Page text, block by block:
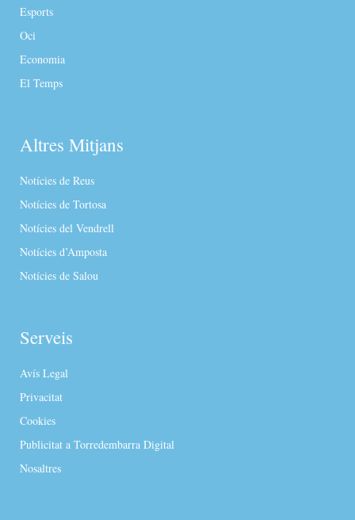
Esports
Oci
Economia
El Temps
Altres Mitjans
Notícies de Reus
Notícies de Tortosa
Notícies del Vendrell
Notícies d’Amposta
Notícies de Salou
Serveis
Avís Legal
Privacitat
Cookies
Publicitat a Torredembarra Digital
Nosaltres